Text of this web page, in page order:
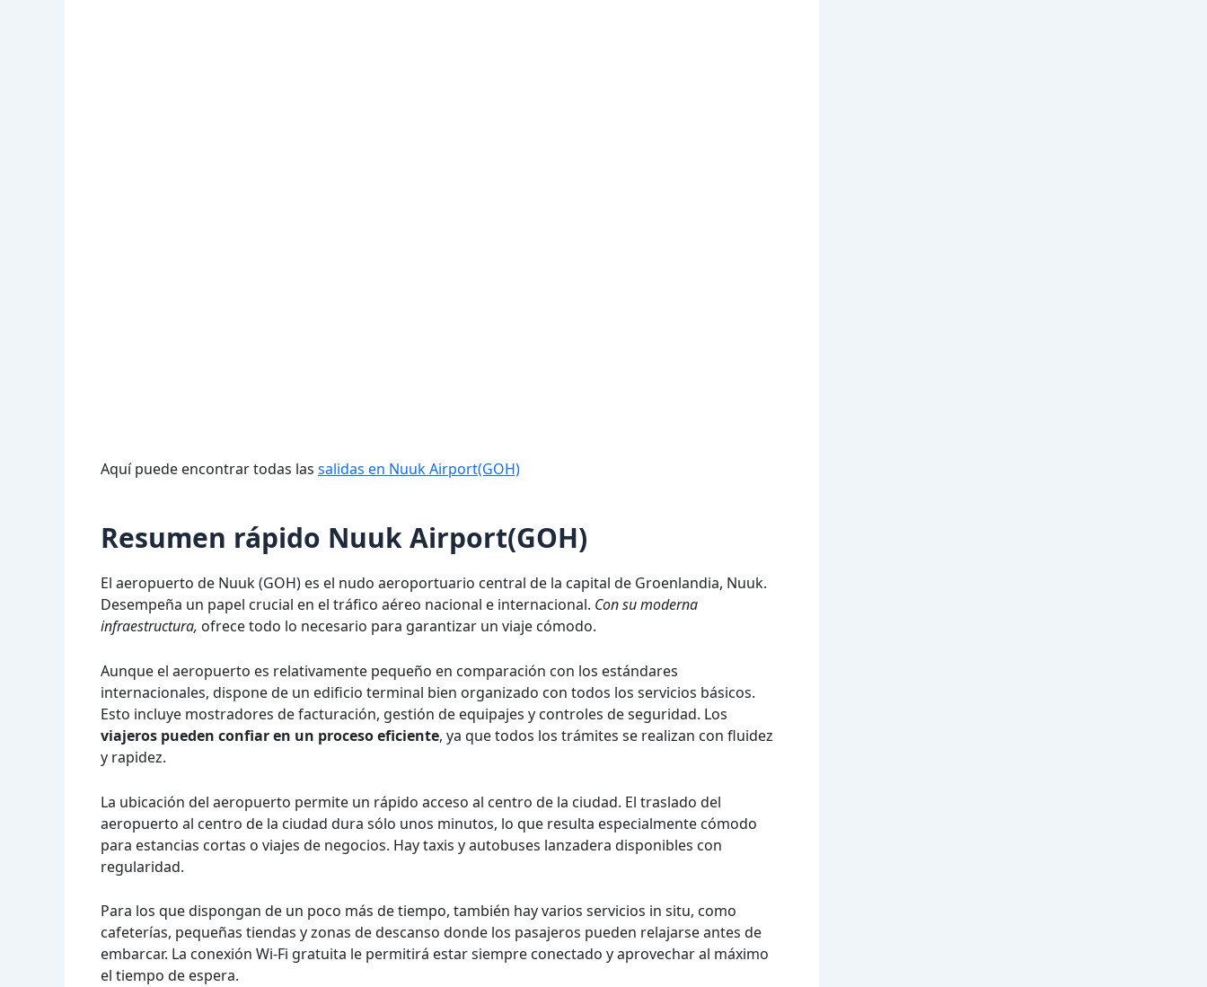
Aquí puede encontrar todas las salidas en Nuuk Airport(GOH)
Resumen rápido Nuuk Airport(GOH)
El aeropuerto de Nuuk (GOH) es el nudo aeroportuario central de la capital de Groenlandia, Nuuk.
Desempeña un papel crucial en el tráfico aéreo nacional e internacional. Con su moderna
infraestructura, ofrece todo lo necesario para garantizar un viaje cómodo.
Aunque el aeropuerto es relativamente pequeño en comparación con los estándares
internacionales, dispone de un edificio terminal bien organizado con todos los servicios básicos.
Esto incluye mostradores de facturación, gestión de equipajes y controles de seguridad. Los
viajeros pueden confiar en un proceso eficiente, ya que todos los trámites se realizan con fluidez
y rapidez.
La ubicación del aeropuerto permite un rápido acceso al centro de la ciudad. El traslado del
aeropuerto al centro de la ciudad dura sólo unos minutos, lo que resulta especialmente cómodo
para estancias cortas o viajes de negocios. Hay taxis y autobuses lanzadera disponibles con
regularidad.
Para los que dispongan de un poco más de tiempo, también hay varios servicios in situ, como
cafeterías, pequeñas tiendas y zonas de descanso donde los pasajeros pueden relajarse antes de
embarcar. La conexión Wi-Fi gratuita le permitirá estar siempre conectado y aprovechar al máximo
el tiempo de espera.